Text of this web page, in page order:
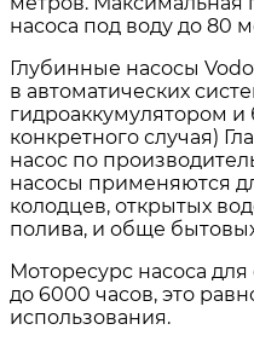
насоса под воду до 80
Глубинные насосы
в автоматических
гидроаккумулятором и
конкретного случая)
насос по
насосы применяются
колодцев, открытых
полива, и обще
Моторесурс насоса
до 6000 часов, это
использования.